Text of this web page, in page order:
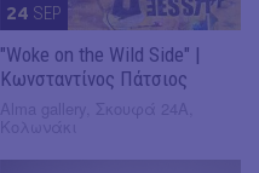
24 SEP
"Woke on the Wild Side" |
Κωνσταντίνος Πάτσιος